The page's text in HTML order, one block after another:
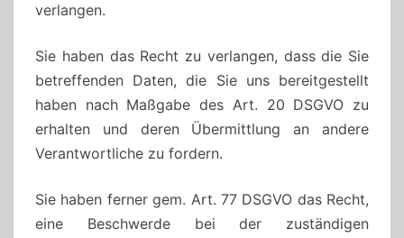
verlangen.
Sie haben das Recht zu verlangen, dass die Sie
betreffenden Daten, die Sie uns bereitgestellt
haben nach Maßgabe des Art. 20 DSGVO zu
erhalten und deren Übermittlung an andere
Verantwortliche zu fordern.
Sie haben ferner gem. Art. 77 DSGVO das Recht,
eine Beschwerde bei der zuständigen